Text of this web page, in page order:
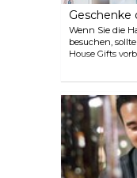
Geschenke
Wenn Sie die
besuchen,
House Gifts
in der Stadt,
Geschäft der